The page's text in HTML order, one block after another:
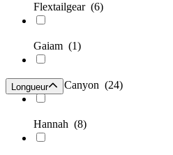
Flextailgear (6)
Gaiam (1)
Grand Canyon (24)
Hannah (8)
Longueur